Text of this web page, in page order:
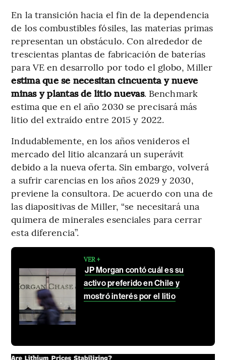
En la transición hacia el fin de la dependencia
de los combustibles fósiles, las materias primas
representan un obstáculo. Con alrededor de
trescientas plantas de fabricación de baterías
para VE en desarrollo por todo el globo, Miller
estima que se necesitan cincuenta y nueve
minas y plantas de litio nuevas. Benchmark
estima que en el año 2030 se precisará más
litio del extraído entre 2015 y 2022.
Indudablemente, en los años venideros el
mercado del litio alcanzará un superávit
debido a la nueva oferta. Sin embargo, volverá
a sufrir carencias en los años 2029 y 2030,
previene la consultora. De acuerdo con una de
las diapositivas de Miller, “se necesitará una
quimera de minerales esenciales para cerrar
esta diferencia”.
VER +
JP Morgan contó cuál es su
activo preferido en Chile y
mostró interés por el litio